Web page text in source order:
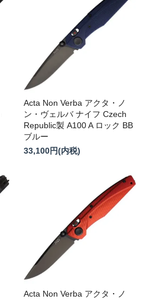
Acta Non Verba アクタ・ノ
ン・ヴェルバ ナイフ Czech
Republic製 A100 A ロック BB
ブルー
33,100円(内税)
Acta Non Verba アクタ・ノ